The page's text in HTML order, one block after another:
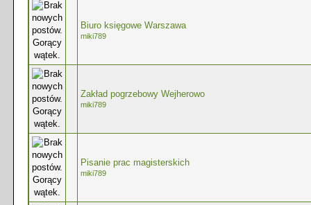
Biuro księgowe Warszawa
miki789
Zakład pogrzebowy Wejherowo
miki789
Pisanie prac magisterskich
miki789